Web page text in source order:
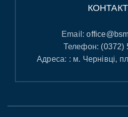
Email:
Телефон: (0372)
Адреса: : м. Чернівці,